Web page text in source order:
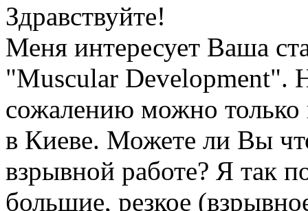
Здравствуйте!
Меня интересует Ваша
"Muscular Development".
сожалению можно
в Киеве. Можете ли Вы
взрывной работе? Я так
большие, резкое